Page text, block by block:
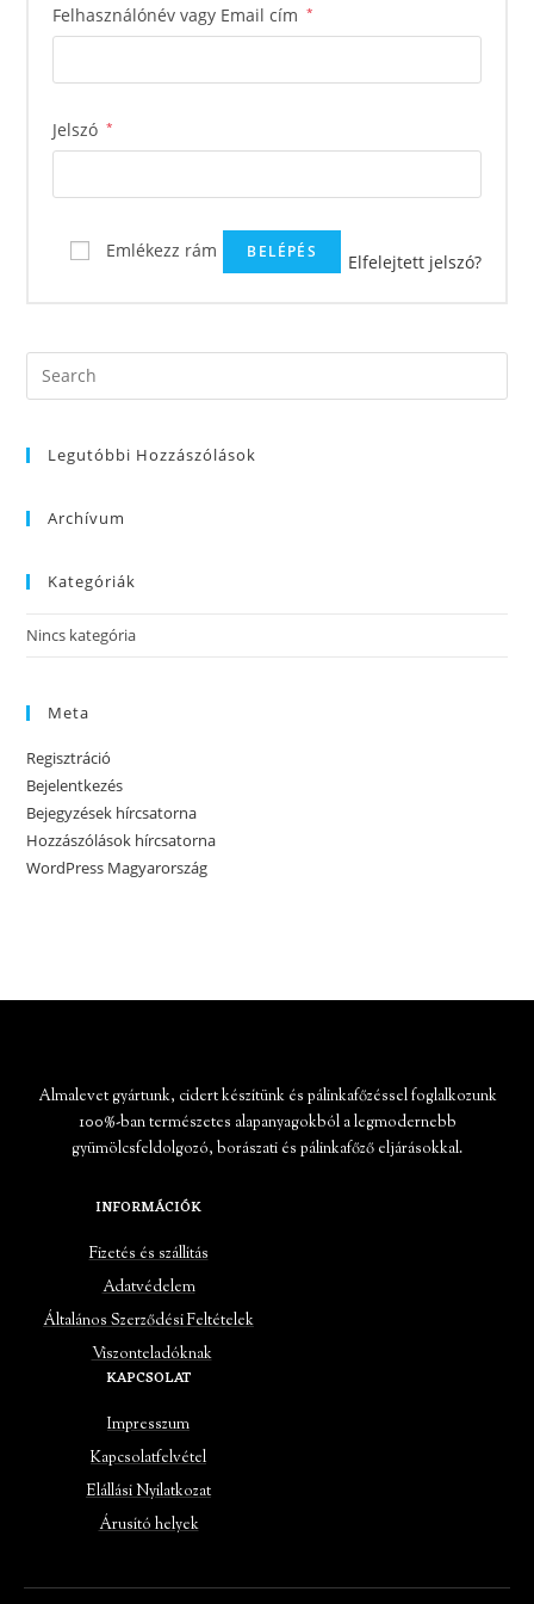
Felhasználónév vagy Email cím *
Jelszó *
Emlékezz rám BELÉPÉS Elfelejtett jelszó?
Legutóbbi Hozzászólások
Archívum
Kategóriák
Nincs kategória
Meta
Regisztráció
Bejelentkezés
Bejegyzések hírcsatorna
Hozzászólások hírcsatorna
WordPress Magyarország
Almalevet gyártunk, cidert készítünk és pálinkafőzéssel foglalkozunk
100%-ban természetes alapanyagokból a legmodernebb
gyümölcsfeldolgozó, borászati és pálinkafőző eljárásokkal.
INFORMÁCIÓK
Fizetés és szállítás
Adatvédelem
Általános Szerződési Feltételek
Viszonteladóknak
KAPCSOLAT
Impresszum
Kapcsolatfelvétel
Elállási Nyilatkozat
Árusító helyek